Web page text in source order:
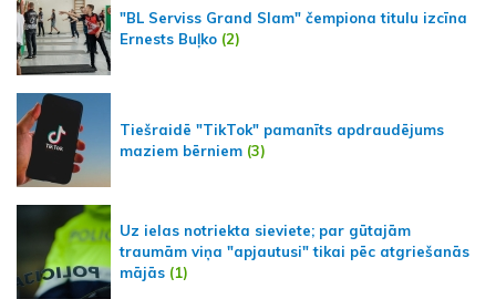
"BL Serviss Grand Slam" čempiona titulu izcīna
Ernests Buļko (2)
Tiešraidē "TikTok" pamanīts apdraudējums
maziem bērniem (3)
Uz ielas notriekta sieviete; par gūtajām
traumām viņa "apjautusi" tikai pēc atgriešanās
mājās (1)